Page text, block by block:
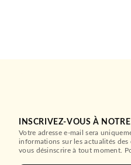
INSCRIVEZ-VOUS À
Votre adresse e-mail sera
informations sur les actualités
vous désinscrire à tout moment.